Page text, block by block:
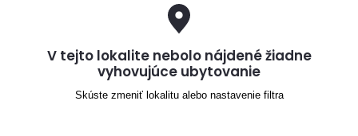
V tejto lokalite nebolo nájdené žiadne
vyhovujúce ubytovanie
Skúste zmeniť lokalitu alebo nastavenie filtra